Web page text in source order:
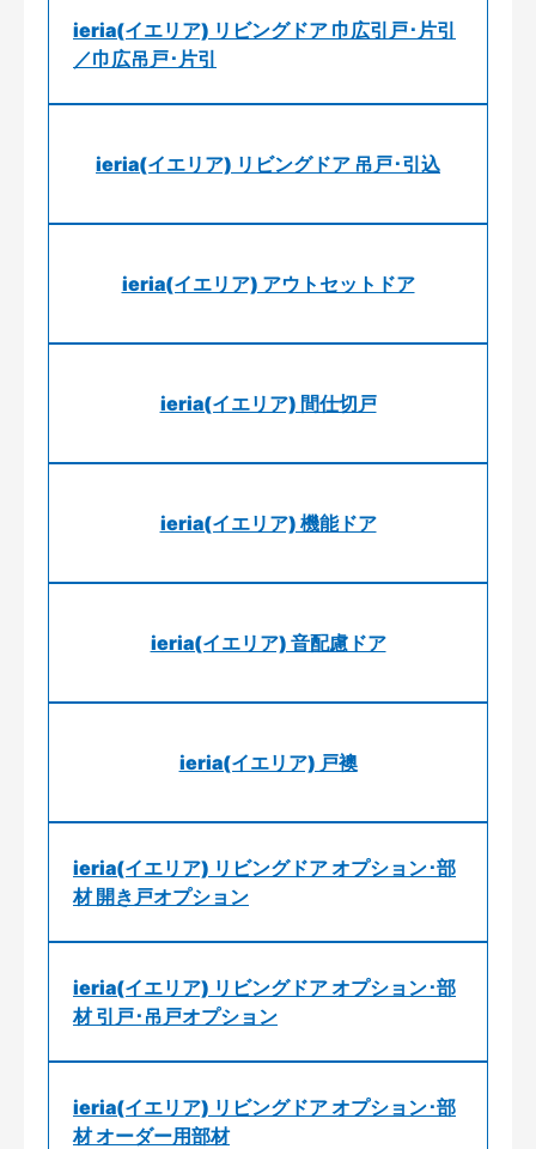
ieria(イエリア) リビングドア 巾広引戸･片引
／巾広吊戸･片引
ieria(イエリア) リビングドア 吊戸･引込
ieria(イエリア) アウトセットドア
ieria(イエリア) 間仕切戸
ieria(イエリア) 機能ドア
ieria(イエリア) 音配慮ドア
ieria(イエリア) 戸襖
ieria(イエリア) リビングドア オプション･部
材 開き戸オプション
ieria(イエリア) リビングドア オプション･部
材 引戸･吊戸オプション
ieria(イエリア) リビングドア オプション･部
材 オーダー用部材